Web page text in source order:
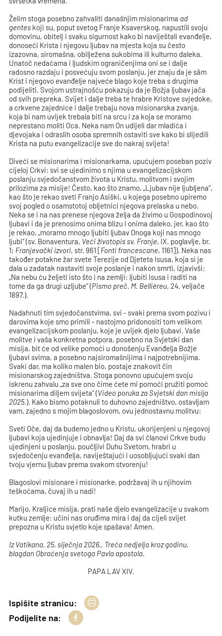
Želim stoga posebno zahvaliti današnjim misionarima ad
gentes koji su, poput svetog Franje Ksaverskog, napustili svoju
domovinu, obitelj i svaku sigurnost kako bi naviještali evanđelje,
donoseći Krista i njegovu ljubav na mjesta koja su često
izazovna, siromašna, obilježena sukobima ili kulturno daleka.
Unatoč nedaćama i ljudskim ograničenjima oni se i dalje
radosno razdaju i posvećuju svom poslanju, jer znaju da je sâm
Krist i njegovo evanđelje najveće blago koje treba s drugima
podijeliti. Svojom ustrajnošću pokazuju da je Božja ljubav jača
od svih prepreka. Svijet i dalje treba te hrabre Kristove svjedoke,
a crkvene zajednice i dalje trebaju nova misionarska zvanja,
koja bi nam uvijek trebala biti na srcu i za koja se moramo
neprestano moliti Oca. Neka nam On udijeli dar mladića i
djevojaka i odraslih osoba spremnih ostaviti sve kako bi slijedili
Krista na putu evangelizacije sve do nakraj svijeta!
Diveći se misionarima i misionarkama, upućujem poseban poziv
cijeloj Crkvi: svi se ujedinimo s njima u evangelizacijskom
poslanju svjedočanstvom života u Kristu, molitvom i svojim
prilozima za misije! Često, kao što znamo, „Ljubav nije ljubljena“,
kao što je rekao sveti Franjo Asiški, u kojega posebno upiremo
svoj pogled o osamstotoj obljetnici njegova prelaska u nebo.
Neka se i na nas prenese njegova želja da živimo u Gospodinovoj
ljubavi i da je prenosimo onima blizu i onima daleko, jer, kao što
je rekao, „moramo mnogo ljubiti ljubav Onoga koji nas mnogo
ljubi“ (sv. Bonaventura, Veći životopis sv. Franje, IX. poglavlje, br.
1; Franjevački izvori, str. 961 [Fonti francescane, 1161]). Neka nas
također potakne žar svete Terezije od Djeteta Isusa, koja si je
dala u zadatak nastaviti svoje poslanje i nakon smrti, izjavivši:
„Na nebu ću željeti isto što i na zemlji: ljubiti Isusa i raditi na
tome da ga drugi uzljube“ (Pismo preč. M. Bellièreu, 24. veljače
1897.).
Nadahnuti tim svjedočanstvima, svi - svaki prema svom pozivu i
darovima koje smo primili - nastojmo pridonositi tom velikom
evangelizacijskom poslanju, koje je uvijek djelo ljubavi. Vaše
molitve i vaša konkretna potpora, posebno na Svjetski dan
misija, bit će od velike pomoći u donošenju Evanđelja Božje
ljubavi svima, a posebno najsiromašnijima i najpotrebnijima.
Svaki dar, ma koliko malen bio, postaje znakovit čin
misionarskog zajedništva. Stoga ponovno upućujem svoju
iskrenu zahvalu „za sve ono čime ćete mi pomoći pružiti pomoć
misionarima diljem svijeta“ (Video poruka za Svjetski dan misija
2025.). Kako bismo potaknuli to duhovno zajedništvo, ostavljam
vam, zajedno s mojim blagoslovom, ovu jednostavnu molitvu:
Sveti Oče, daj da budemo jedno u Kristu, ukorijenjeni u njegovoj
ljubavi koja ujedinjuje i obnavlja! Daj da svi članovi Crkve budu
ujedinjeni u poslanju, poučljivi Duhu Svetom, hrabri u
svjedočenju evanđelja, naviještajući i uosobljujući svaki dan
tvoju vjernu ljubav prema svakom stvorenju!
Blagoslovi misionare i misionarke, podržavaj ih u njihovim
teškoćama, čuvaj ih u nadi!
Marijo, Kraljice misija, prati naše djelo evangelizacije u svakom
kutku zemlje: učini nas oruđima mira i daj da cijeli svijet
prepozna u Kristu svjetlo koje spašava! Amen.
Iz Vatikana, 25. siječnja 2026., Treća nedjelja kroz godinu,
blagdan Obraćenja svetoga Pavla apostola.
PAPA LAV XIV.
Ispišite stranicu:
Podijelite na: